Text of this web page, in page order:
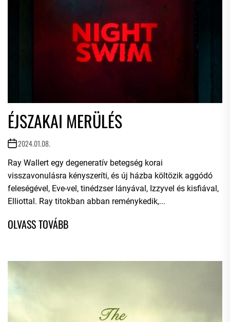
ÉJSZAKAI MERÜLÉS
2024.01.08.
Ray Wallert egy degeneratív betegség korai
visszavonulásra kényszeríti, és új házba költözik aggódó
feleségével, Eve-vel, tinédzser lányával, Izzyvel és kisfiával,
Elliottal. Ray titokban abban reménykedik,...